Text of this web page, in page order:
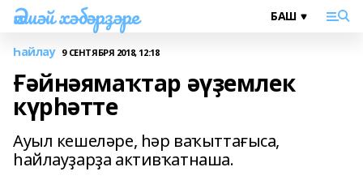
Әлшәй хәбәрҙәре
Һайлау 9 СЕНТЯБРЯ 2018, 12:18
Ғәйнәямаҡтар әүҙемлек
күрһәтте
Ауыл кешеләре, һәр ваҡыттағыса,
һайлауҙарҙа активҡатнаша.